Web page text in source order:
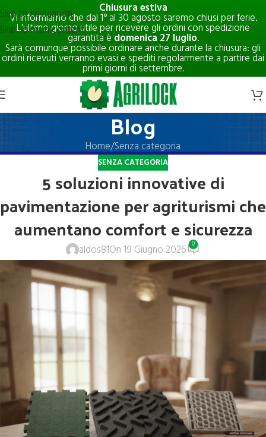
Chiusura estiva
Vi informiamo che dal 1° al 30 agosto saremo chiusi per ferie.
L'ultimo giorno utile per ricevere gli ordini con spedizione
garantita è domenica 27 luglio.
Sarà comunque possibile ordinare anche durante la chiusura: gli
ordini ricevuti verranno evasi e spediti regolarmente a partire dai
primi giorni di settembre.
Skip to navigation
Skip to main content
Blog
Home Senza categoria
SENZA CATEGORIA
5 soluzioni innovative di
pavimentazione per agriturismi che
aumentano comfort e sicurezza
aldos81On 19 Giugno 2026 0